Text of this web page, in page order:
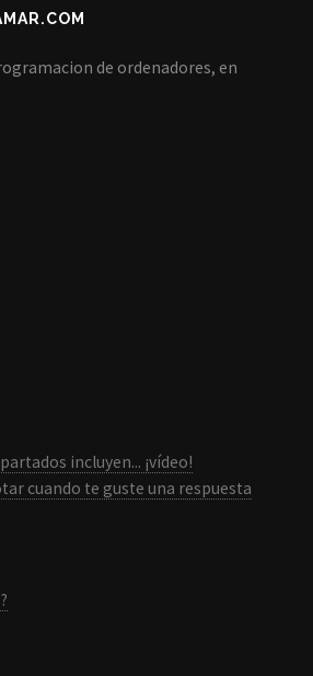
de ordenadores, en
incluyen... ¡vídeo!
cuando te guste una respuesta